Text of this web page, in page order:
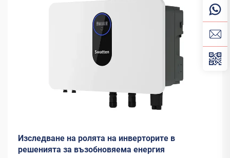
Изследване на ролята на инверторите в
решенията за възобновяема енергия